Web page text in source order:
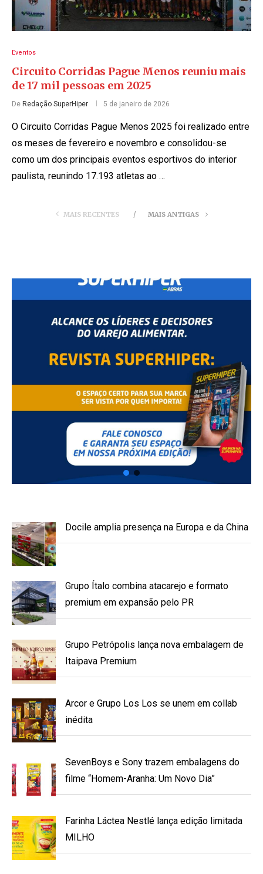
Eventos
Circuito Corridas Pague Menos reuniu mais
de 17 mil pessoas em 2025
De Redação SuperHiper 5 de janeiro de 2026
O Circuito Corridas Pague Menos 2025 foi realizado entre
os meses de fevereiro e novembro e consolidou-se
como um dos principais eventos esportivos do interior
paulista, reunindo 17.193 atletas ao …
MAIS RECENTES MAIS ANTIGAS
Docile amplia presença na Europa e da China
Grupo Ítalo combina atacarejo e formato
premium em expansão pelo PR
Grupo Petrópolis lança nova embalagem de
Itaipava Premium
Arcor e Grupo Los Los se unem em collab
inédita
SevenBoys e Sony trazem embalagens do
filme “Homem-Aranha: Um Novo Dia”
Farinha Láctea Nestlé lança edição limitada
MILHO